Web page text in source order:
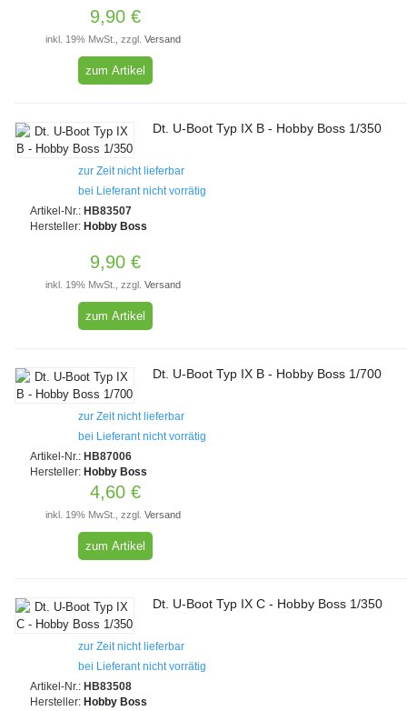
9,90 €
inkl. 19% MwSt., zzgl. Versand
zum Artikel
Dt. U-Boot Typ IX B - Hobby Boss 1/350
zur Zeit nicht lieferbar
bei Lieferant nicht vorrätig
Artikel-Nr.: HB83507
Hersteller: Hobby Boss
9,90 €
inkl. 19% MwSt., zzgl. Versand
zum Artikel
Dt. U-Boot Typ IX B - Hobby Boss 1/700
zur Zeit nicht lieferbar
bei Lieferant nicht vorrätig
Artikel-Nr.: HB87006
Hersteller: Hobby Boss
4,60 €
inkl. 19% MwSt., zzgl. Versand
zum Artikel
Dt. U-Boot Typ IX C - Hobby Boss 1/350
zur Zeit nicht lieferbar
bei Lieferant nicht vorrätig
Artikel-Nr.: HB83508
Hersteller: Hobby Boss